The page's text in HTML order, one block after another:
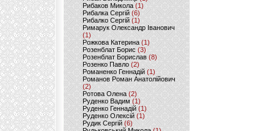
Рибаков Микола(1)
Рибалка Сергій (6)
Рибалко Сергій (1)
Римарук Олександр Іванович
(1)
Рожкова Катерина(1)
Розенблат Борис (3)
Розенблат Борислав (8)
Розенко Павло (2)
Романенко Геннадій (1)
Романов Роман Анатолійович
(2)
Ротова Олена(2)
Руденко Вадим (1)
Руденко Геннадій (1)
Руденко Олексій(1)
Рудик Сергій(6)